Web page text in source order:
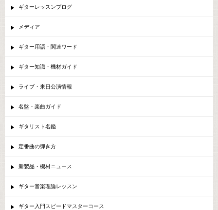
ギターレッスンブログ
メディア
ギター用語・関連ワード
ギター知識・機材ガイド
ライブ・来日公演情報
名盤・楽曲ガイド
ギタリスト名鑑
定番曲の弾き方
新製品・機材ニュース
ギター音楽理論レッスン
ギター入門スピードマスターコース